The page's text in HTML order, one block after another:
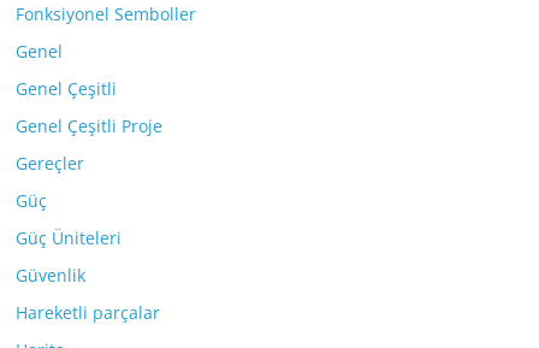
Fonksiyonel Semboller
Genel
Genel Çeşitli
Genel Çeşitli Proje
Gereçler
Güç
Güç Üniteleri
Güvenlik
Hareketli parçalar